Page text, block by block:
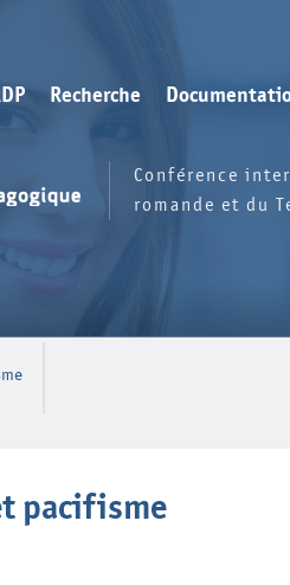
Recherche
Conférence
romande et du
pacifisme